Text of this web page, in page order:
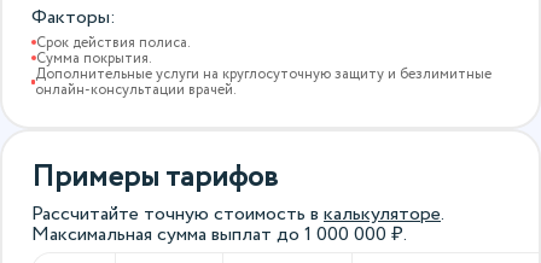
Факторы:
Срок действия полиса.
Сумма покрытия.
Дополнительные услуги на круглосуточную защиту и безлимитные
онлайн-консультации врачей.
Примеры тарифов
Рассчитайте точную стоимость в калькуляторе.
Максимальная сумма выплат до 1 000 000 ₽.